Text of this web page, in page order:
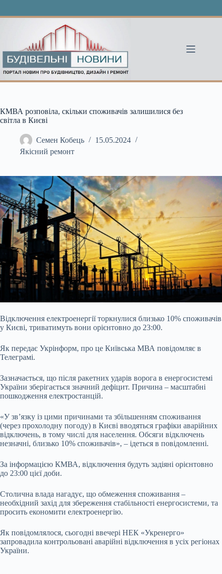
КМВА розповіла, скільки споживачів залишилися без
світла в Києві
Семен Кобець
15.05.2024
Якісний ремонт
Відключення електроенергії торкнулися близько 10% споживачів
у Києві, триватимуть вони орієнтовно до 23:00.
Як передає Укрінформ, про це Київська МВА повідомляє в
Телеграмі.
Зазначається, що після ракетних ударів ворога в енергосистемі
України зберігається значний дефіцит. Причина – масштабні
пошкодження електростанцій.
«У звʼязку із цими причинами та збільшенням споживання
(через прохолодну погоду) в Києві вводяться графіки аварійних
відключень, в тому числі для населення. Обсяги відключень
незначні, близько 10% споживачів», – ідеться в повідомленні.
За інформацією КМВА, відключення будуть задіяні орієнтовно
до 23:00 цієї доби.
Столична влада нагадує, що обмеження споживання –
необхідний захід для збереження стабільності енергосистеми, та
просить економити електроенергію.
Як повідомлялося, сьогодні ввечері НЕК «Укренерго»
запровадила контрольовані аварійні відключення в усіх регіонах
України.